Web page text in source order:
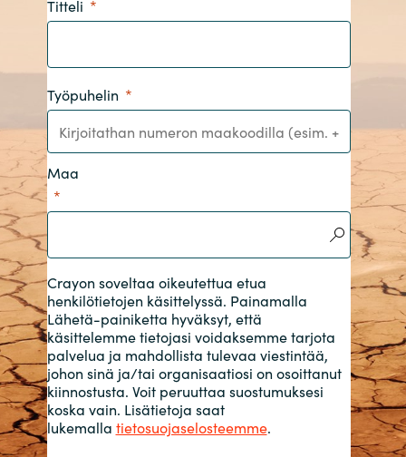
Kingdom of Saudi Arabia
Latvia
Lithuania
Malaysia
Middle East
Netherlands
Titteli
Työpuhelin
Maa
Crayon soveltaa oikeutettua etua
henkilötietojen käsittelyssä. Painamalla
Lähetä-painiketta hyväksyt, että
käsittelemme tietojasi voidaksemme tarjota
palvelua ja mahdollista tulevaa viestintää,
johon sinä ja/tai organisaatiosi on osoittanut
kiinnostusta. Voit peruuttaa suostumuksesi
koska vain. Lisätietoja saat
lukemalla tietosuojaselosteemme.